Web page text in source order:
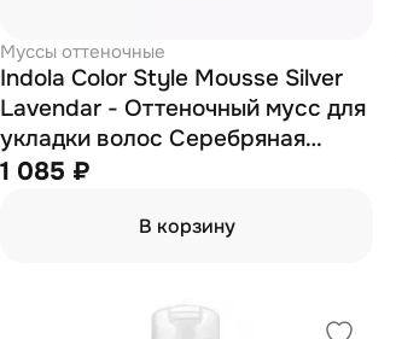
Муссы оттеночные
Indola Color Style Mousse Silver
Lavendar - Оттеночный мусс для
укладки волос Серебряная
Лаванда 200 мл
1 085 ₽
В корзину